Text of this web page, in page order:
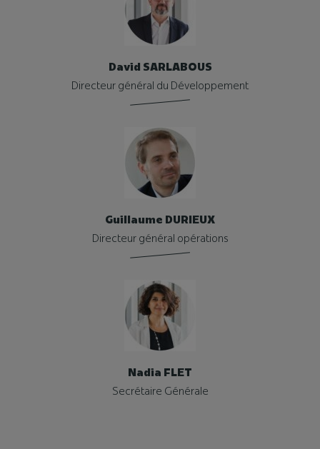
David SARLABOUS
Directeur général du Développement
Guillaume DURIEUX
Directeur général opérations
Nadia FLET
Secrétaire Générale